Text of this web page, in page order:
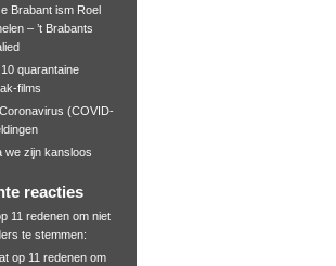
Brabant ism Roel
– ’t Brabants
quarantaine
films
(COVID-
we zijn kansloos
reacties
11 redenen om niet
te stemmen:
op 11 redenen om